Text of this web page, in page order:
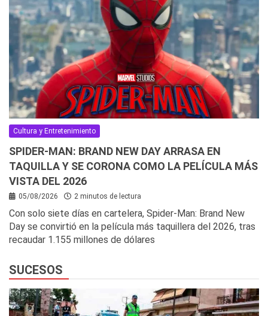
Cultura y Entretenimiento
SPIDER-MAN: BRAND NEW DAY ARRASA EN
TAQUILLA Y SE CORONA COMO LA PELÍCULA MÁS
VISTA DEL 2026
05/08/2026 2 minutos de lectura
Con solo siete días en cartelera, Spider-Man: Brand New
Day se convirtió en la película más taquillera del 2026, tras
recaudar 1.155 millones de dólares
SUCESOS